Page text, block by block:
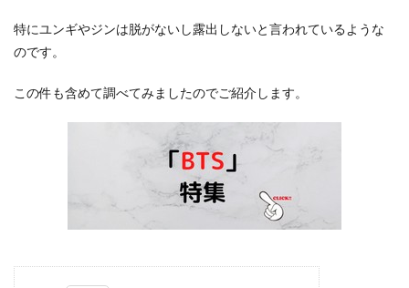
特にユンギやジンは脱がないし露出しないと言われているような
のです。
この件も含めて調べてみましたのでご紹介します。